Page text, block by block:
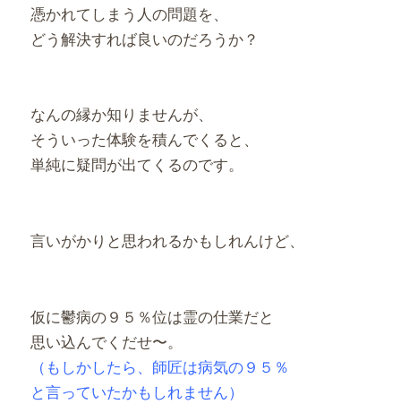
憑かれてしまう人の問題を、
どう解決すれば良いのだろうか？
なんの縁か知りませんが、
そういった体験を積んでくると、
単純に疑問が出てくるのです。
言いがかりと思われるかもしれんけど、
仮に鬱病の９５％位は霊の仕業だと
思い込んでくだせ〜。
（もしかしたら、師匠は病気の９５％
と言っていたかもしれません）